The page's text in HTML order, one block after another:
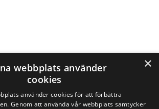
×
webbplats använder
cookies
använder cookies för att förbättra
Genom att använda vår webbplats samtycker